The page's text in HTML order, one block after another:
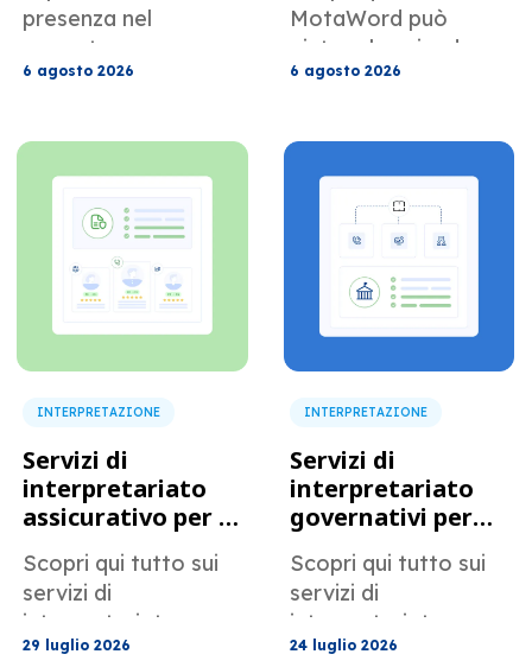
globali che
produttori
presenza nel
mercato
automobilistico
servizi di traduzione
file PPAP, documenti
di garanzia e
comunicazioni con i
fornitori.
6 agosto 2026
Stati Uniti.
MotaWord può
aiutare le aziende
straniere a tradurre i
l'utilizzo negli Stati
6 agosto 2026
INTERPRETAZIONE
Servizi di
interpretariato
assicurativo per la
gestione dei
sinistri e
l'assistenza
clienti.
Scopri qui tutto sui
servizi di
interpretariato
assicurativo di
29 luglio 2026
INTERPRETAZIONE
Servizi di
interpretariato
governativi per
enti pubblici e
programmi
comunitari
Scopri qui tutto sui
servizi di
interpretariato
governativo di
24 luglio 2026